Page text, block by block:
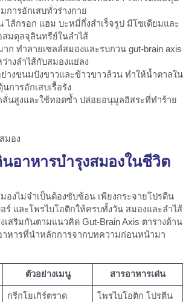
การอักเสบทั่วร่างกาย
ไส้กรอก แฮม บะหมี่กึ่งสำเร็จรูป มีโซเดียมและ
สมดุลจุลินทรีย์ในลำไส้
ก ทำลายเซลล์สมองและรบกวน gut-brain axis
างลำไส้กับสมองแย่ลง
างขนมปังขาวและข้าวขาวล้วน ทำให้น้ำตาลใน
การอักเสบเรื้อรัง
นสูงและใช้ทอดซ้ำ ปล่อยอนุมูลอิสระที่ทำร้าย
อาหารบำรุงสมองในชีวิต
องไม่จำเป็นต้องซับซ้อน เพียงกระจายโปรตีน
และโพรไบโอติกให้ครบทั้งวัน สมองและลำไส้
เสริมกันตามแนวคิด Gut-Brain Axis ตารางด้าน
าหารที่นำหลักการจากบทความก่อนหน้ามา
ตัวอย่างเมนู สารอาหารเด่น
กรีกโยเกิร์ตราด
โพรไบโอติก โปรตีน